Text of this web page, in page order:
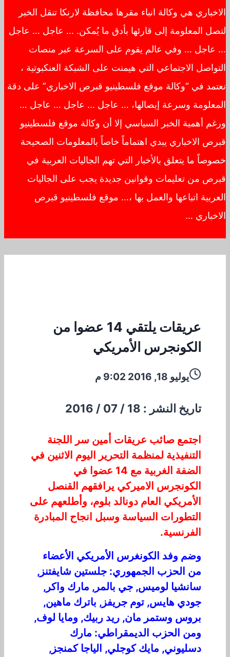
الاخباري هي وكالة انباء مقرها محافظة لارنكا تنقل الخبر
لتصل المعلومة إلى قارئها بأدق ما يُمكن. … عاجل … عاجل
… عاجل … وفي عالم يقوم على السرعة عبر منصات
التواصل الاجتماعي التي هيمنت على الشبكة العنكبوتية ،
نعتمد في “وكالة موقع فلسطينيو قبرص الاخباري” على دقة
المعلومة وسرعة إيصالها، … عاجل … عاجل … عاجل …
ورغم أهمية الخبر السياسي إلا أن وكالة موقع فلسطينيو
قبرص الاخباري يبدي اهتماماً خاصاً بالمعلومات الصحيحة
خصوصاً ما يتعلق بالأخبار التي تهم الجاليات العربية في
قبرص من تعليمات وقوانين جديدة يجب على الجاليات
العربية اتباعها والعمل بها ،… موقع فلسطينيو قبرص
الاخباري …
عريقات يلتقي 14 عضوا من
الكونجرس الأمريكي
يوليو 18, 2016 9:02 م
تاريخ النشر : 18 / 07 / 2016
اجتمع صائب عريقات أمين سر اللجنة
التنفيذية لمنظمة التحرير اليوم الاثنين في
الضفة الغربية مع 14 عضوا في
الكونجرس الاميركي يرافقهم القنصل
الأمريكي العام دونالد بلوم، وأطلعهم على
التطورات السياسة وسبل انجاح المبادرة
الفرنسية.
وضم وفد الكونغرس الأمريكي الأعضاء
من الحزب الجمهوري: جلستين شايفتنز,
سانشيا لوميس, جي بالمر, مارك واكر,
جودي هايس, توم جريفز, باترك ماهين,
بروس وستمر مان, ريد ربيك, ومايا لوف,
ومن الحزب الديمقراطي: مارك
دسليوني, مايك كوجلي, الياجا كمنجز,